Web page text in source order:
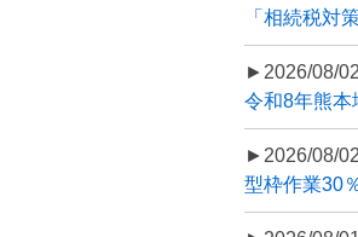
「相続税対
►2026/08/
令和8年熊本
►2026/08/
型枠作業30